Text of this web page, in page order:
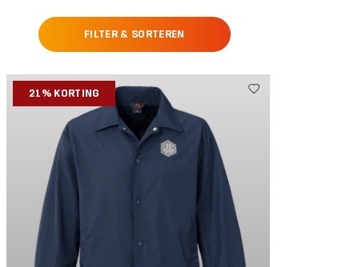
FILTER & SORTEREN
21% KORTING